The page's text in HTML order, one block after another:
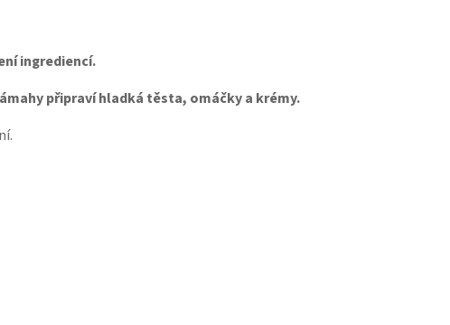
ingrediencí.
připraví hladká těsta, omáčky a krémy.